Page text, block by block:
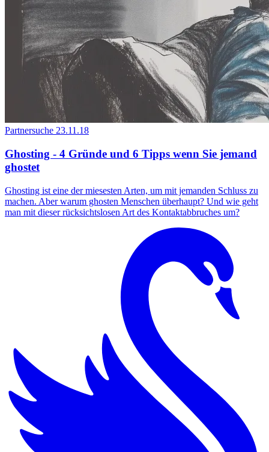
Partnersuche 23.11.18
Ghosting - 4 Gründe und 6 Tipps wenn Sie jemand
ghostet
Ghosting ist eine der miesesten Arten, um mit jemanden Schluss zu
machen. Aber warum ghosten Menschen überhaupt? Und wie geht
man mit dieser rücksichtslosen Art des Kontaktabbruches um?